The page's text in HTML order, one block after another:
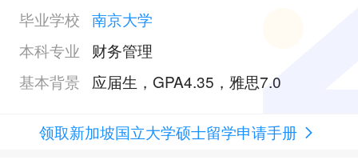
毕业学校 南京大学
本科专业
财务管理
基本背景
应届生，GPA4.35，雅思7.0
领取新加坡国立大学硕士留学申请手册